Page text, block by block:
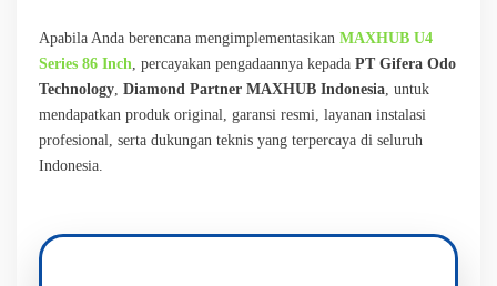
Apabila Anda berencana mengimplementasikan MAXHUB U4
Series 86 Inch , percayakan pengadaannya kepada PT Gifera Odo
Technology Diamond Partner MAXHUB Indonesia , untuk
mendapatkan produk original, garansi resmi, layanan instalasi
profesional, serta dukungan teknis yang terpercaya di seluruh
Indonesia.